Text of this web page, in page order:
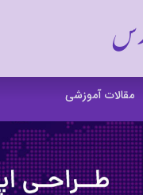
مقالات آموزشی